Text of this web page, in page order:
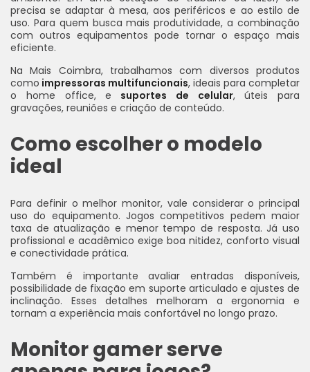
precisa se adaptar à mesa, aos periféricos e ao estilo de
uso. Para quem busca mais produtividade, a combinação
com outros equipamentos pode tornar o espaço mais
eficiente.
Na Mais Coimbra, trabalhamos com diversos produtos
como impressoras multifuncionais, ideais para completar
o home office, e suportes de celular, úteis para
gravações, reuniões e criação de conteúdo.
Como escolher o modelo
ideal
Para definir o melhor monitor, vale considerar o principal
uso do equipamento. Jogos competitivos pedem maior
taxa de atualização e menor tempo de resposta. Já uso
profissional e acadêmico exige boa nitidez, conforto visual
e conectividade prática.
Também é importante avaliar entradas disponíveis,
possibilidade de fixação em suporte articulado e ajustes de
inclinação. Esses detalhes melhoram a ergonomia e
tornam a experiência mais confortável no longo prazo.
Monitor gamer serve